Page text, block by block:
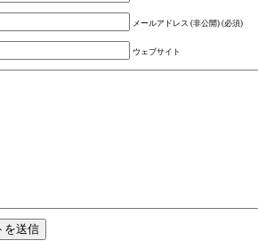
メールアドレス (非公開) (必須)
ウェブサイト